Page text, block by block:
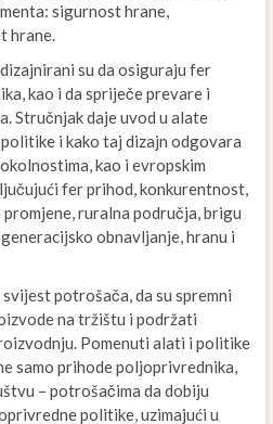
sigurnost hrane,
hrane.
su da osiguraju fer
kao i da spriječe prevare i
Stručnjak daje uvod u alate
i kako taj dizajn odgovara
kao i evropskim
fer prihod, konkurentnost,
ruralna područja, brigu
obnavljanje, hranu i
potrošača, da su spremni
na tržištu i podržati
Pomenuti alati i politike
samo prihode poljoprivrednika,
– potrošačima da dobiju
politike, uzimajući u